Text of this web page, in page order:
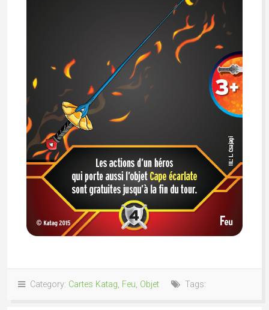
Category: Cartes Katag, Feu, Objet Tags: